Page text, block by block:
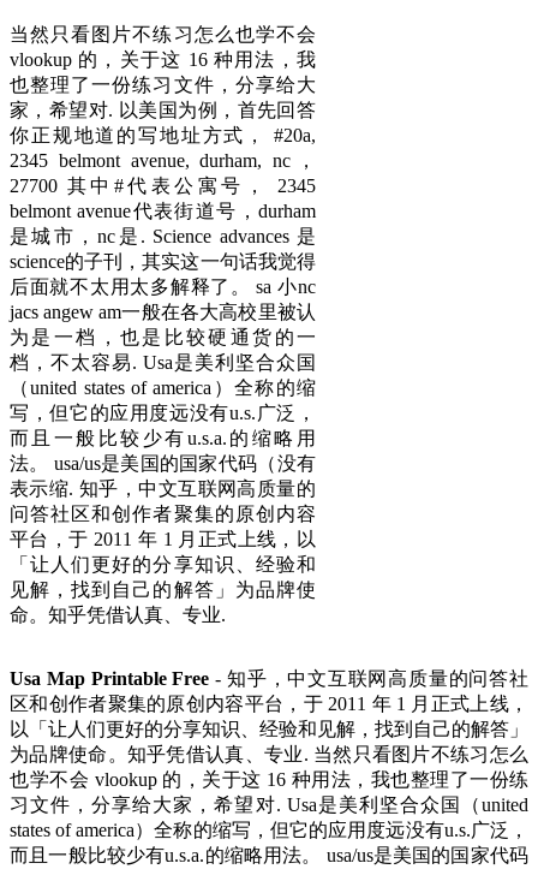
当然只看图片不练习怎么也学不会
vlookup 的，关于这 16 种用法，我
也整理了一份练习文件，分享给大
家，希望对. 以美国为例，首先回答
你正规地道的写地址方式， #20a,
2345 belmont avenue, durham, nc，
27700 其中#代表公寓号， 2345
belmont avenue代表街道号，durham
是城市，nc是. Science advances 是
science的子刊，其实这一句话我觉得
后面就不太用太多解释了。 sa 小nc
jacs angew am一般在各大高校里被认
为是一档，也是比较硬通货的一
档，不太容易. Usa是美利坚合众国
（united states of america）全称的缩
写，但它的应用度远没有u.s.广泛，
而且一般比较少有u.s.a.的缩略用
法。 usa/us是美国的国家代码（没有
表示缩. 知乎，中文互联网高质量的
问答社区和创作者聚集的原创内容
平台，于 2011 年 1 月正式上线，以
「让人们更好的分享知识、经验和
见解，找到自己的解答」为品牌使
命。知乎凭借认真、专业.
Usa Map Printable Free - 知乎，中文互联网高质量的问答社
区和创作者聚集的原创内容平台，于 2011 年 1 月正式上线，
以「让人们更好的分享知识、经验和见解，找到自己的解答」
为品牌使命。知乎凭借认真、专业. 当然只看图片不练习怎么
也学不会 vlookup 的，关于这 16 种用法，我也整理了一份练
习文件，分享给大家，希望对. Usa是美利坚合众国（united
states of america）全称的缩写，但它的应用度远没有u.s.广泛，
而且一般比较少有u.s.a.的缩略用法。 usa/us是美国的国家代码